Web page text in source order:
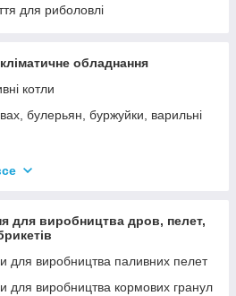
для риболовлі
обладнання
котли
булерьян, буржуйки, варильні
твердопаливних котлів
для виробництва дров, пелет,
для виробництва паливних пелет
для виробництва кормових гранул